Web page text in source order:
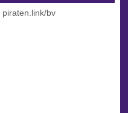
piraten.link/bv